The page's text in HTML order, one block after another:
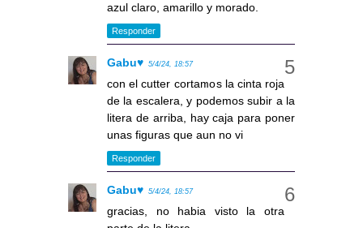
azul claro, amarillo y morado.
Responder
Gabu♥ 5/4/24, 18:57
con el cutter cortamos la cinta roja
de la escalera, y podemos subir a la
litera de arriba, hay caja para poner
unas figuras que aun no vi
Responder
Gabu♥ 5/4/24, 18:57
gracias, no habia visto la otra